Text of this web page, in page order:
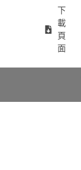
下
載
頁
面